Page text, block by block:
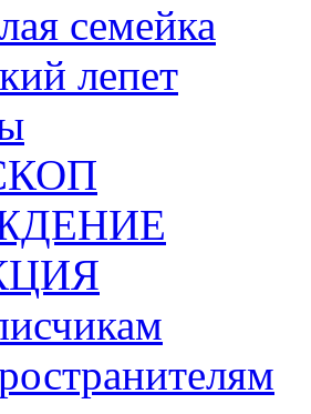
семейка
лепет